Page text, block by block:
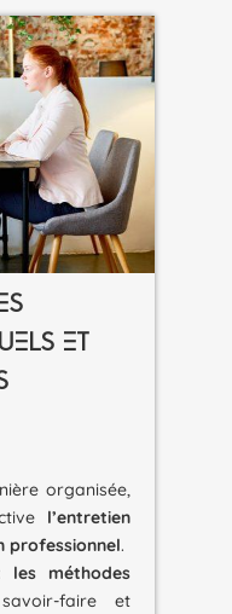
ET
organisée,
l’entretien
professionnel.
les méthodes
savoir-faire et